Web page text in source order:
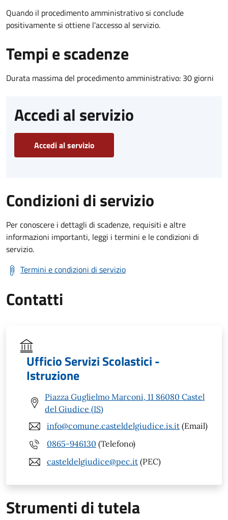
Quando il procedimento amministrativo si conclude
positivamente si ottiene l'accesso al servizio.
Tempi e scadenze
Durata massima del procedimento amministrativo: 30 giorni
Accedi al servizio
Accedi al servizio
Condizioni di servizio
Per conoscere i dettagli di scadenze, requisiti e altre
informazioni importanti, leggi i termini e le condizioni di
servizio.
Termini e condizioni di servizio
Contatti
Ufficio Servizi Scolastici -
Istruzione
Piazza Guglielmo Marconi, 11 86080 Castel
del Giudice (IS)
info@comune.casteldelgiudice.is.it (Email)
0865-946130 (Telefono)
casteldelgiudice@pec.it (PEC)
Strumenti di tutela